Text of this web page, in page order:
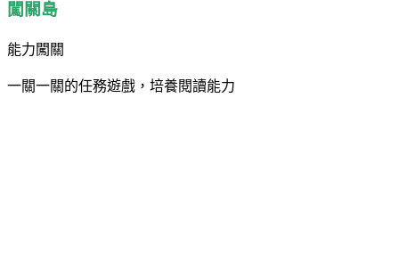
闖關島
能力闖關
一關一關的任務遊戲，培養閱讀能力